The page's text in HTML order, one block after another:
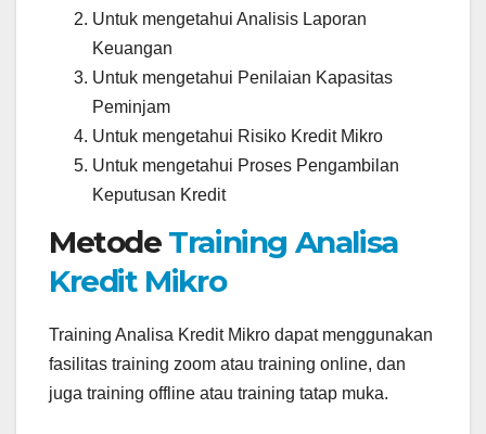
Untuk mengetahui Analisis Laporan
Keuangan
Untuk mengetahui Penilaian Kapasitas
Peminjam
Untuk mengetahui Risiko Kredit Mikro
Untuk mengetahui Proses Pengambilan
Keputusan Kredit
Metode Training Analisa
Kredit Mikro
Training Analisa Kredit Mikro dapat menggunakan
fasilitas training zoom atau training online, dan
juga training offline atau training tatap muka.